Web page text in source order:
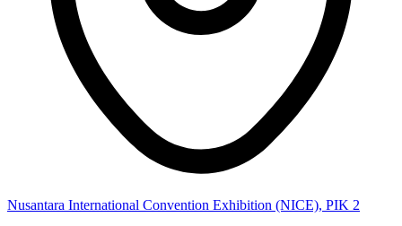
Nusantara International Convention Exhibition (NICE), PIK 2